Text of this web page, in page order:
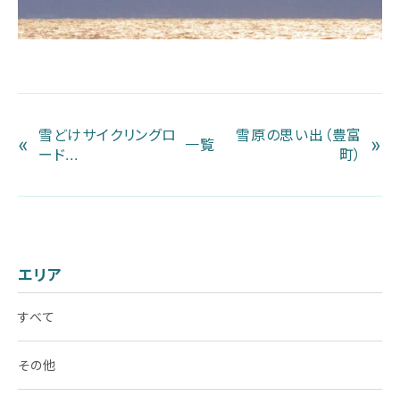
«
雪どけサイクリングロ
ード...
一覧
雪原の思い出（豊富
町）
»
エリア
すべて
その他